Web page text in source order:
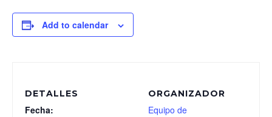
Add to calendar
DETALLES
Fecha:
ORGANIZADOR
Equipo de